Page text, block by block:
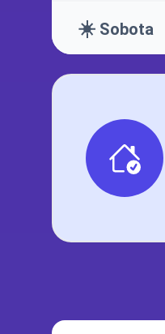
☀️ Sobota